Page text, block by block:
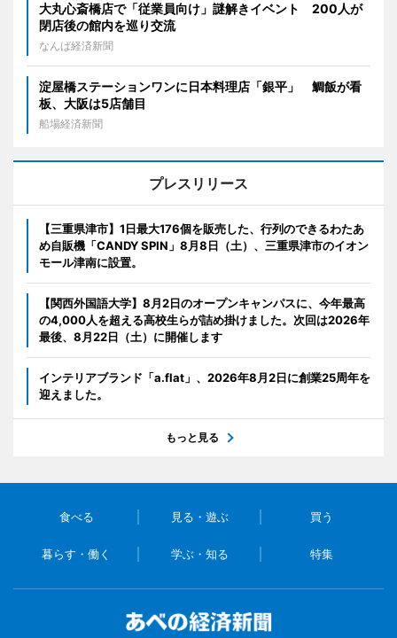
大丸心斎橋店で「従業員向け」謎解きイベント 200人が
閉店後の館内を巡り交流
なんば経済新聞
淀屋橋ステーションワンに日本料理店「銀平」 鯛飯が看
板、大阪は5店舗目
船場経済新聞
プレスリリース
【三重県津市】1日最大176個を販売した、行列のできるわたあ
め自販機「CANDY SPIN」8月8日（土）、三重県津市のイオン
モール津南に設置。
【関西外国語大学】8月2日のオープンキャンパスに、今年最高
の4,000人を超える高校生らが詰め掛けました。次回は2026年
最後、8月22日（土）に開催します
インテリアブランド「a.flat」、2026年8月2日に創業25周年を
迎えました。
もっと見る
食べる 見る・遊ぶ 買う
暮らす・働く 学ぶ・知る 特集